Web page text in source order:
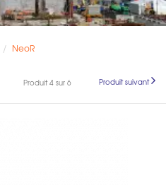
NeoR
Produit 4 sur 6 Produit suivant